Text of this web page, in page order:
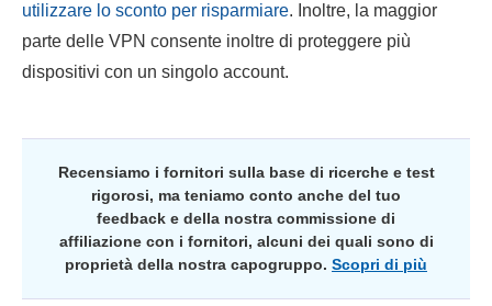
utilizzare lo sconto per risparmiare. Inoltre, la maggior
parte delle VPN consente inoltre di proteggere più
dispositivi con un singolo account.
Recensiamo i fornitori sulla base di ricerche e test
rigorosi, ma teniamo conto anche del tuo
feedback e della nostra commissione di
affiliazione con i fornitori, alcuni dei quali sono di
proprietà della nostra capogruppo. Scopri di più